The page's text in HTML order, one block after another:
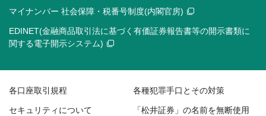
マイナンバー 社会保障・税番号制度(内閣官房)
EDINET(金融商品取引法に基づく有価証券報告書等の開示書類に
関する電子開示システム)
各口座取引規程 各種犯罪手口とその対策
セキュリティについて
「松井証券」の名前を無断使用